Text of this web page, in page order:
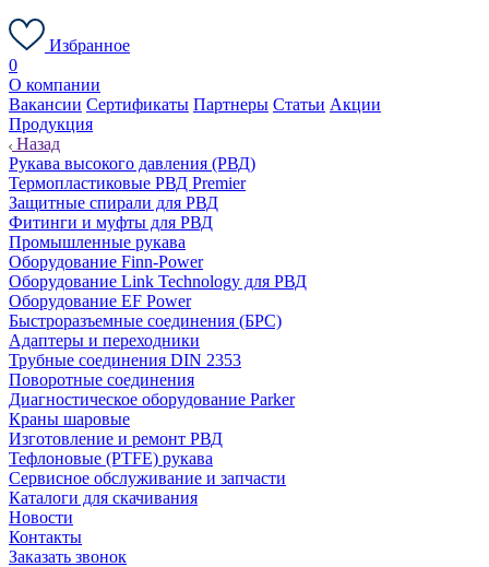
Избранное
0
О компании
Вакансии Сертификаты Партнеры Статьи Акции
Продукция
Назад
Рукава высокого давления (РВД)
Термопластиковые РВД Premier
Защитные спирали для РВД
Фитинги и муфты для РВД
Промышленные рукава
Оборудование Finn-Power
Оборудование Link Technology для РВД
Оборудование EF Power
Быстроразъемные соединения (БРС)
Адаптеры и переходники
Трубные соединения DIN 2353
Поворотные соединения
Диагностическое оборудование Parker
Краны шаровые
Изготовление и ремонт РВД
Тефлоновые (PTFE) рукава
Сервисное обслуживание и запчасти
Каталоги для скачивания
Новости
Контакты
Заказать звонок